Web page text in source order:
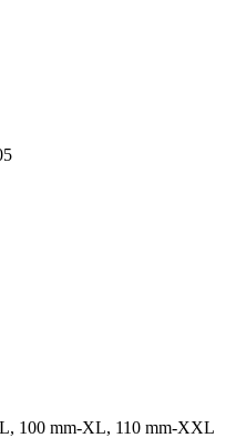
100 mm-XL, 110 mm-XXL